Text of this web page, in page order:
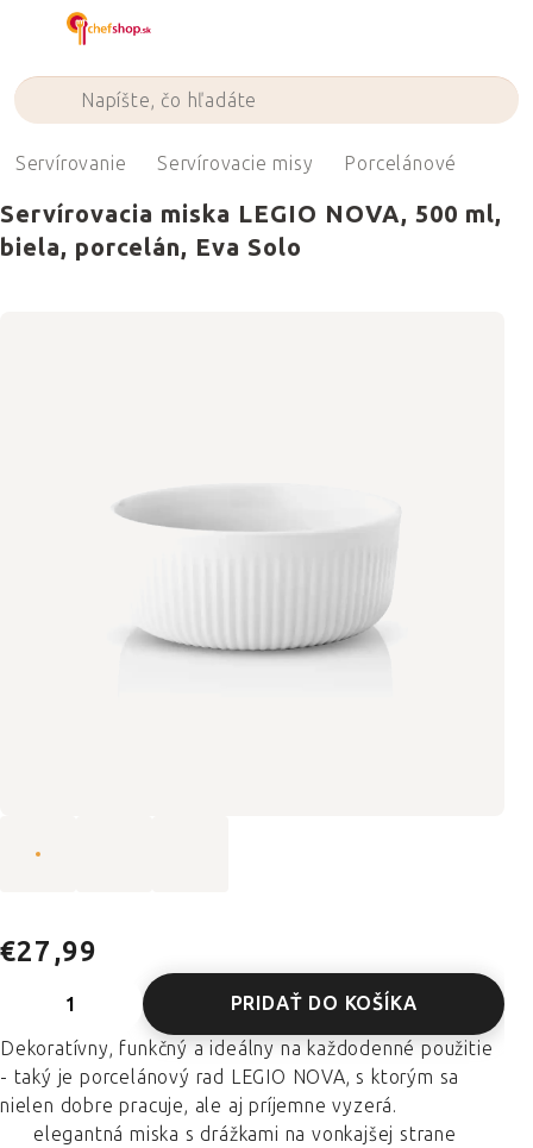
Servírovanie Servírovacie misy Porcelánové
Servírovacia miska LEGIO NOVA, 500 ml,
biela, porcelán, Eva Solo
€27,99
PRIDAŤ DO KOŠÍKA
Dekoratívny, funkčný a ideálny na každodenné použitie
- taký je porcelánový rad LEGIO NOVA, s ktorým sa
nielen dobre pracuje, ale aj príjemne vyzerá.
elegantná miska s drážkami na vonkajšej strane